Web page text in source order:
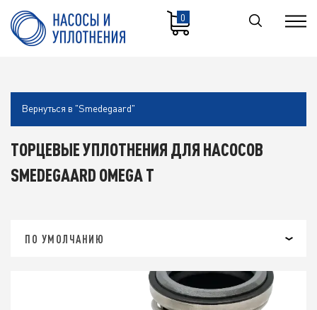
0
Вернуться в "Smedegaard"
ТОРЦЕВЫЕ УПЛОТНЕНИЯ ДЛЯ НАСОСОВ
SMEDEGAARD OMEGA T
ПО УМОЛЧАНИЮ